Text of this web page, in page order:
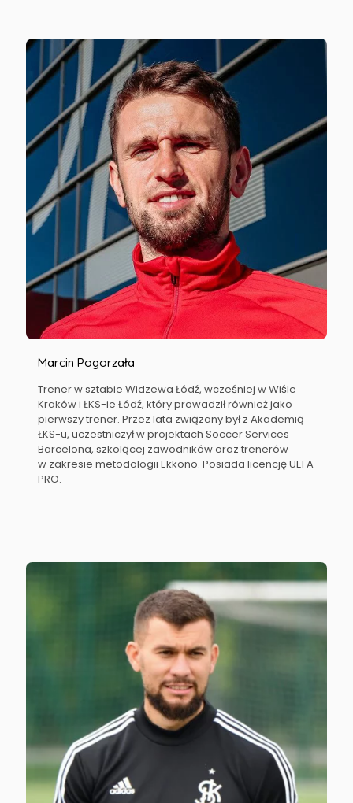
Marcin Pogorzała
Trener w sztabie Widzewa Łódź, wcześniej w Wiśle
Kraków i ŁKS-ie Łódź, który prowadził również jako
pierwszy trener. Przez lata związany był z Akademią
ŁKS-u, uczestniczył w projektach Soccer Services
Barcelona, szkolącej zawodników oraz trenerów
w zakresie metodologii Ekkono. Posiada licencję UEFA
PRO.